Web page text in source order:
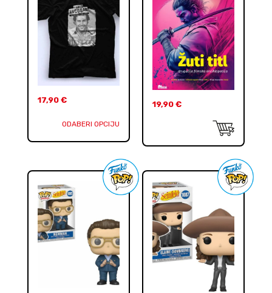
17,90 €
ODABERI OPCIJU
19,90 €